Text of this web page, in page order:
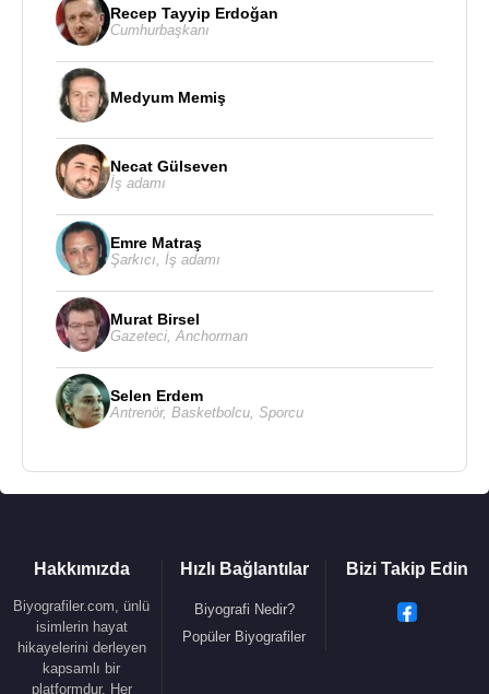
Recep Tayyip Erdoğan
Cumhurbaşkanı
Medyum Memiş
Necat Gülseven
İş adamı
Emre Matraş
Şarkıcı İş adamı
Murat Birsel
Gazeteci Anchorman
Selen Erdem
Antrenör, Basketbolcu Sporcu
Hakkımızda
Biyografiler.com, ünlü
isimlerin hayat
hikayelerini derleyen
kapsamlı bir
platformdur. Her
Hızlı Bağlantılar
Biyografi Nedir?
Popüler Biyografiler
Bizi Takip Edin